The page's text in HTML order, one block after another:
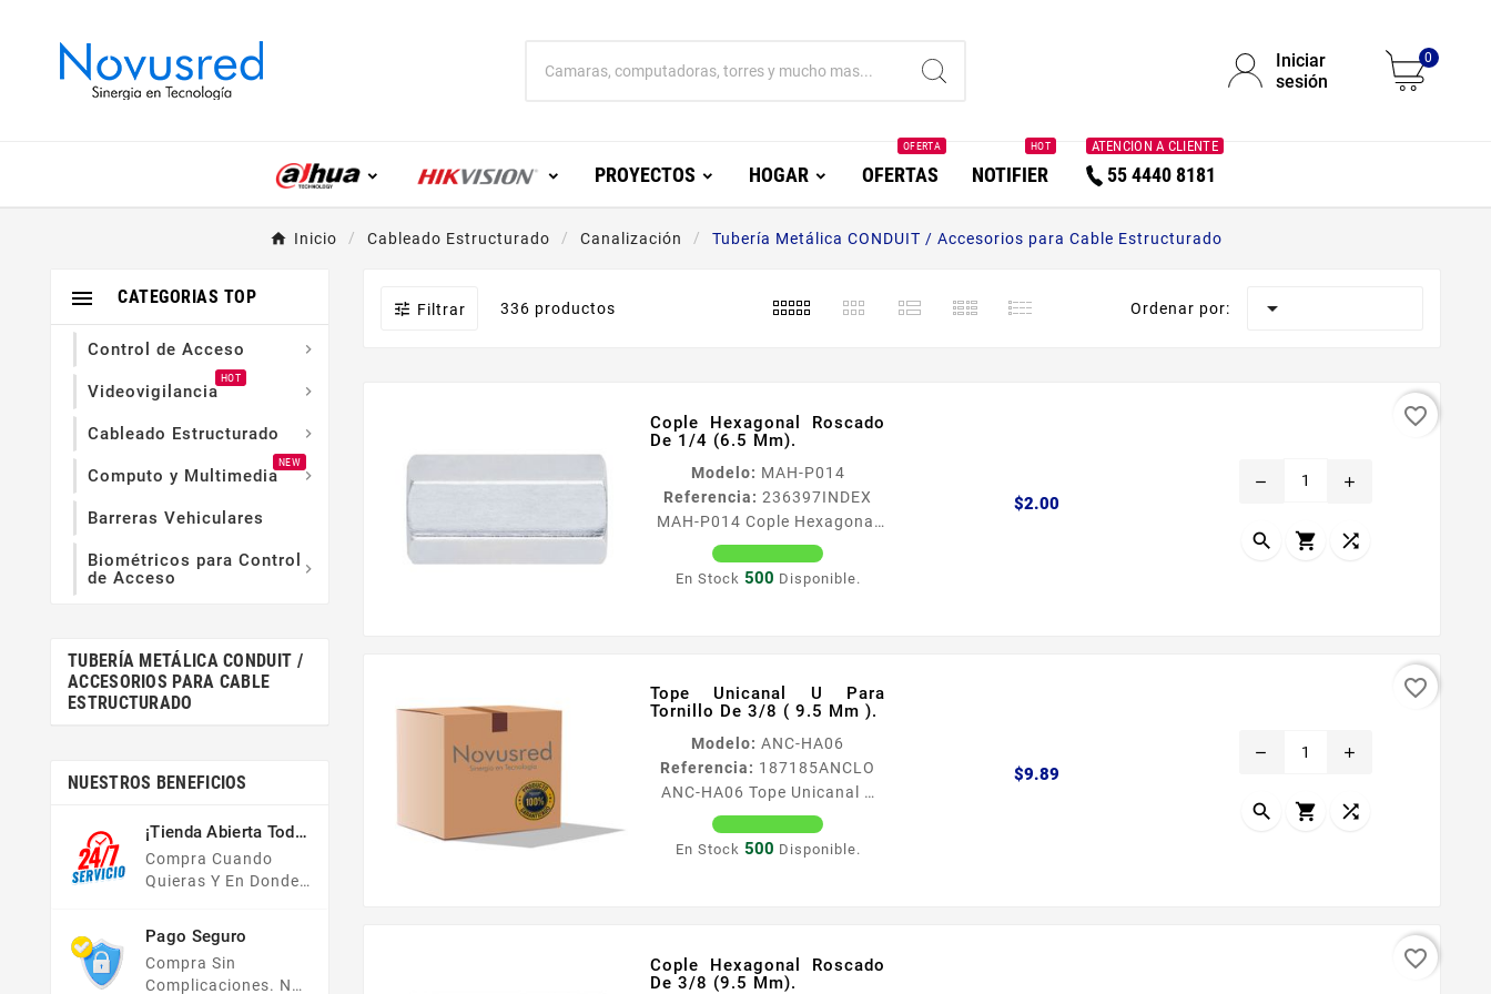
Iniciar
sesión
0
PROYECTOS HOGAR OFERTAS
OFERTA
NOTIFIER
HOT
55 4440 8181
ATENCION A CLIENTE
Inicio Cableado Estructurado Canalización Tubería Metálica CONDUIT / Accesorios para Cable Estructurado
CATEGORIAS TOP

Control de Acceso 
Videovigilancia
HOT

Cableado Estructurado 
Computo y Multimedia
NEW

Barreras Vehiculares
Biométricos para Control
de Acceso

TUBERÍA METÁLICA CONDUIT /
ACCESORIOS PARA CABLE
ESTRUCTURADO
NUESTROS BENEFICIOS
¡Tienda Abierta Todo
El Año!
Compra Cuando
Quieras Y En Donde
Tienda En Línea Está
Disponible Las 24
Hrs Del Día, Los 7
Pago Seguro
Compra Sin
Complicaciones. No
 Filtrar 336 productos Ordenar por: 
Cople Hexagonal Roscado
De 1/4 (6.5 Mm).
Modelo: MAH-P014
Referencia: 236397INDEX
MAH-P014 Cople Hexagonal
Roscado De 1/4 (6.5 Mm).
Caracteriacutesticas
aplicacioacuten de grandes
recorridos locales
comerciales etc Distintas
soluciones de fijacioacuten al
techo sujetador mariposa y
cople Acabados en cincado
Rosca 14 Longitud total 78
Llave de tuerca 38 Varilla
En Stock 500 Disponible.
$2.00Precio
remove add
  
favorite_border
Tope Unicanal U Para
Tornillo De 3/8 ( 9.5 Mm ).
Modelo: ANC-HA06
Referencia: 187185ANCLO
ANC-HA06 Tope Unicanal U
Para Tornillo De 3/8 ( 9.5 Mm
). Tope unicanal U Para
En Stock 500 Disponible.
$9.89Precio
remove add
  
favorite_border
Cople Hexagonal Roscado
De 3/8 (9.5 Mm).
favorite_border